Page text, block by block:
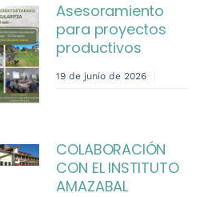
Asesoramiento
para proyectos
productivos
19 de junio de 2026
COLABORACIÓN
CON EL INSTITUTO
AMAZABAL